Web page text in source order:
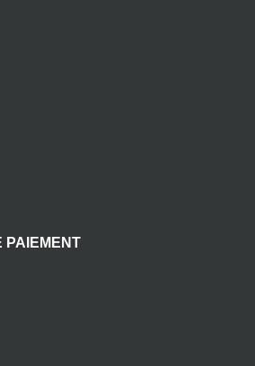
PAIEMENT